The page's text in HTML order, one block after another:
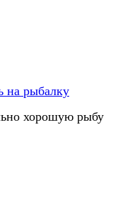
на рыбалку
хорошую рыбу